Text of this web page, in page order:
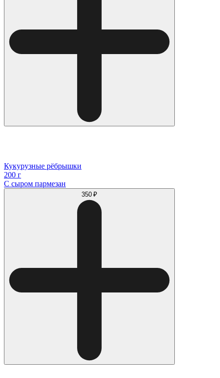
Кукурузные рёбрышки
200 г
С сыром пармезан
350 ₽